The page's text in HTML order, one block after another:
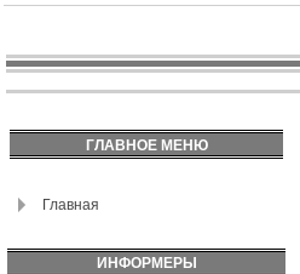
ГЛАВНОЕ МЕНЮ
Главная
ИНФОРМЕРЫ